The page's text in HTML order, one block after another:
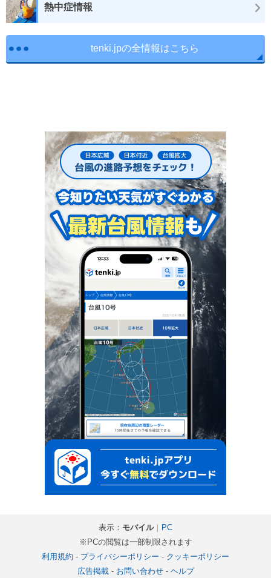
熱中症情報
tenki.jpの全情報はこちら
表示： モバイル｜ PC
※PCの閲覧は一部制限されます
利用規約 - プライバシーポリシー - クッキーポリシー
広告掲載- お問い合わせ- ヘルプ